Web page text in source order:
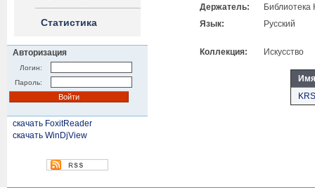
Статистика
Авторизация
Логин:
Пароль:
скачать FoxitReader
скачать WinDjView
Держатель:
Библиотека
Язык:
Русский
Коллекция: Искусство